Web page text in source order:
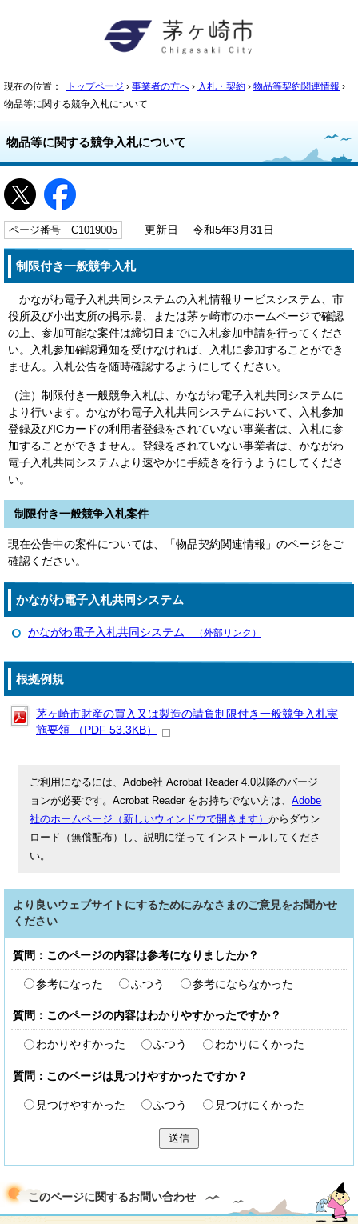
現在の位置： トップページ › 事業者の方へ › 入札・契約 › 物品等契約関連情報 ›
物品等に関する競争入札について
物品等に関する競争入札について
ページ番号 C1019005 更新日 令和5年3月31日
制限付き一般競争入札
かながわ電子入札共同システムの入札情報サービスシステム、市
役所及び小出支所の掲示場、または茅ヶ崎市のホームページで確認
の上、参加可能な案件は締切日までに入札参加申請を行ってくださ
い。入札参加確認通知を受けなければ、入札に参加することができ
ません。入札公告を随時確認するようにしてください。
（注）制限付き一般競争入札は、かながわ電子入札共同システムに
より行います。かながわ電子入札共同システムにおいて、入札参加
登録及びICカードの利用者登録をされていない事業者は、入札に参
加することができません。登録をされていない事業者は、かながわ
電子入札共同システムより速やかに手続きを行うようにしてくださ
い。
制限付き一般競争入札案件
現在公告中の案件については、「物品契約関連情報」のページをご
確認ください。
かながわ電子入札共同システム
かながわ電子入札共同システム （外部リンク）
根拠例規
茅ヶ崎市財産の買入又は製造の請負制限付き一般競争入札実
施要領 （PDF 53.3KB）
ご利用になるには、Adobe社 Acrobat Reader 4.0以降のバージ
ョンが必要です。Acrobat Reader をお持ちでない方は、Adobe
社のホームページ（新しいウィンドウで開きます）からダウン
ロード（無償配布）し、説明に従ってインストールしてくださ
い。
より良いウェブサイトにするためにみなさまのご意見をお聞かせ
ください
質問：このページの内容は参考になりましたか？
参考になった ふつう 参考にならなかった
質問：このページの内容はわかりやすかったですか？
わかりやすかった ふつう わかりにくかった
質問：このページは見つけやすかったですか？
見つけやすかった ふつう 見つけにくかった
送信
このページに関するお問い合わせ